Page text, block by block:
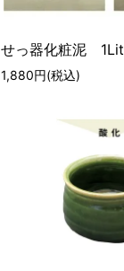
せっ器化粧泥 1Lit
1,880円(税込)